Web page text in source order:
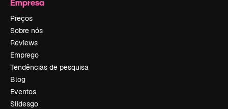
Empresa
Preços
Sobre nós
Reviews
Emprego
Tendências de pesquisa
Blog
Eventos
Slidesgo